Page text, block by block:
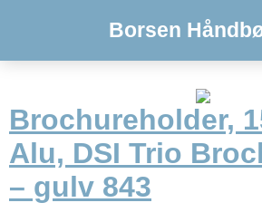
Borsen
Brochureholder,
Alu, DSI Trio
– gulv 843